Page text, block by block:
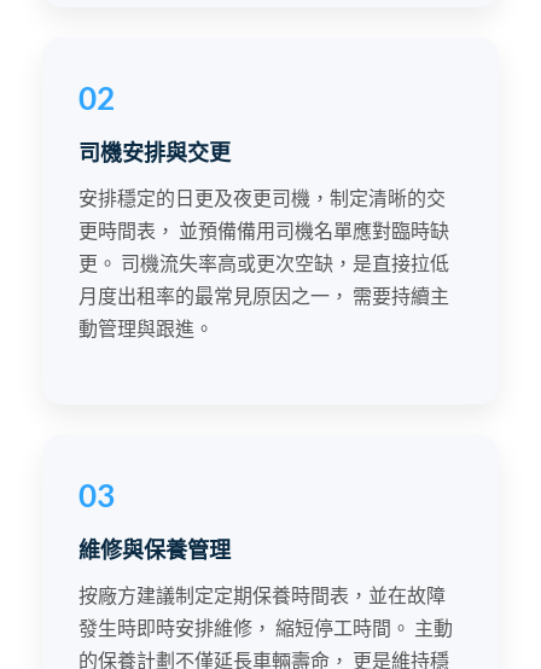
02
司機安排與交更
安排穩定的日更及夜更司機，制定清晰的交
更時間表， 並預備備用司機名單應對臨時缺
更。 司機流失率高或更次空缺，是直接拉低
月度出租率的最常見原因之一， 需要持續主
動管理與跟進。
03
維修與保養管理
按廠方建議制定定期保養時間表，並在故障
發生時即時安排維修， 縮短停工時間。 主動
的保養計劃不僅延長車輛壽命， 更是維持穩